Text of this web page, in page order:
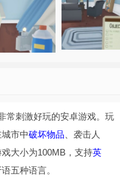
常刺激好玩的安卓游戏。玩
市中破坏物品 、袭击人
大小为100MB，支持英
五种语言。